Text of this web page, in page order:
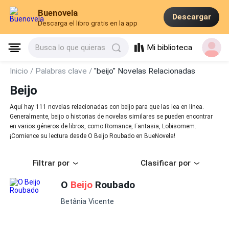
Buenovela
Descarga el libro gratis en la app
Descargar
Busca lo que quieras Mi biblioteca
Inicio / Palabras clave /"beijo" Novelas Relacionadas
Beijo
Aquí hay 111 novelas relacionadas con beijo para que las lea en línea.
Generalmente, beijo o historias de novelas similares se pueden encontrar
en varios géneros de libros, como Romance, Fantasia, Lobisomem.
¡Comience su lectura desde O Beijo Roubado en BueNovela!
Filtrar por Clasificar por
O Beijo Roubado
Betânia Vicente